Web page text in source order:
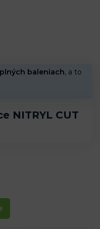
NITRYL CUT
baleniach, a to